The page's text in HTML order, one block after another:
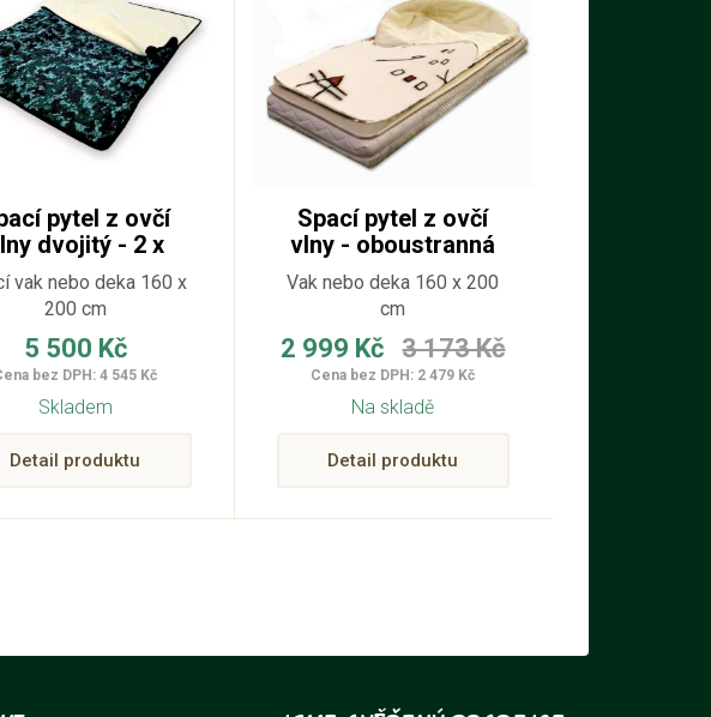
pytel z ovčí
dvojitý - 2 x
deka
KAMO
vak nebo deka 160 x
200 cm
5 500 Kč
bez DPH: 4 545 Kč
Skladem
Detail produktu
Spací pytel z ovčí
vlny - oboustranná
deka - 41
Vak nebo deka 160 x 200
cm
2 999 Kč 3 173 Kč
Cena bez DPH: 2 479 Kč
Na skladě
Detail produktu